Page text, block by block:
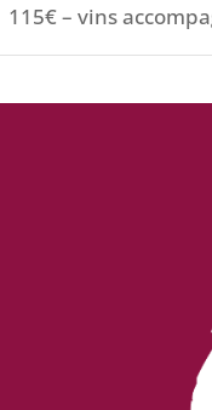
115€ – vins